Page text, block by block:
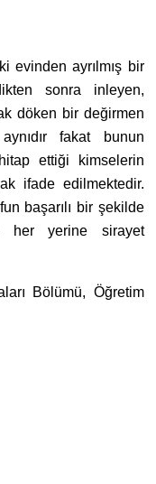
evinden ayrılmış bir
sonra inleyen,
döken bir değirmen
fakat bunun
ettiği kimselerin
ifade edilmektedir.
başarılı bir şekilde
her yerine sirayet
Bölümü, Öğretim